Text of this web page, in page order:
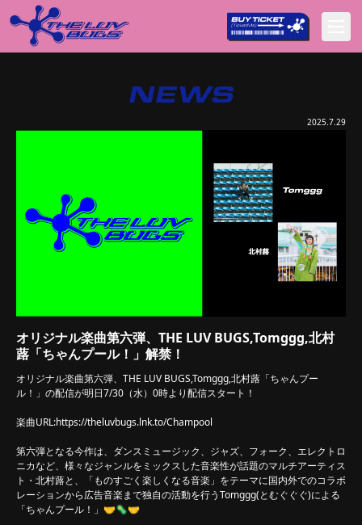
NEWS
2025.7.29
オリジナル楽曲第六弾、THE LUV BUGS,Tomggg,北村
蕗「ちゃんプール！」解禁！
オリジナル楽曲第六弾、THE LUV BUGS,Tomggg,北村蕗「ちゃんプー
ル！」の配信が明日7/30（水）0時より配信スタート！
楽曲URL:https://theluvbugs.lnk.to/Champool
第六弾となる今作は、ダンスミュージック、ジャズ、フォーク、エレクトロ
ニカなど、様々なジャンルをミックスした音楽性が話題のマルチアーティス
ト・北村蕗と、「ものすごく楽しくなる音楽」をテーマに国内外でのコラボ
レーションから広告音楽まで独自の活動を行うTomggg(とむぐぐぐ)による
「ちゃんプール！」🤝🦠🤝